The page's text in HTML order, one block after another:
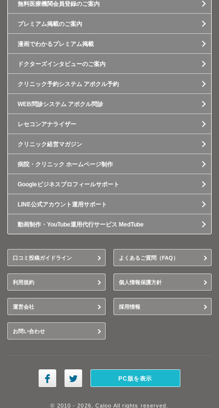
無料医療機関会員登録のご案内
プレミアム掲載のご案内
漫画でわかるプレミアム掲載
ドクターズインタビューのご案内
クリニック予約システム アポクル予約
WEB問診システム アポクル問診
レセコンアナライザー
クリニック経営マガジン
病院・クリニック ホームページ制作
Googleビジネスプロフィールサポート
LINE公式アカウント運用サポート
動画制作・YouTube運用代行サービス MedTube
口コミ投稿ガイドライン よくあるご質問（FAQ）
利用規約 個人情報保護方針
運営会社 採用情報
お問い合わせ
PC版を表示
© 2010 - 2026, Caloo All rights reserved.